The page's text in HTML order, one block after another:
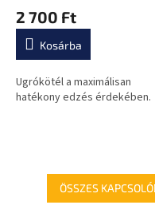
átlagos
értékelése
0,0
csillag.
2 700 Ft
Kosárba
Ugrókötél a maximálisan
hatékony edzés érdekében.
ÖSSZES